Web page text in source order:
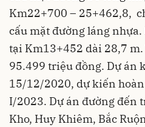
Km22+700 – 25+462,8,
cấu mặt đường láng
tại Km13+452 dài 28,7
95.499 triệu đồng. Dự án
15/12/2020, dự kiến
I/2023. Dự án đường đến
Kho, Huy Khiêm, Bắc